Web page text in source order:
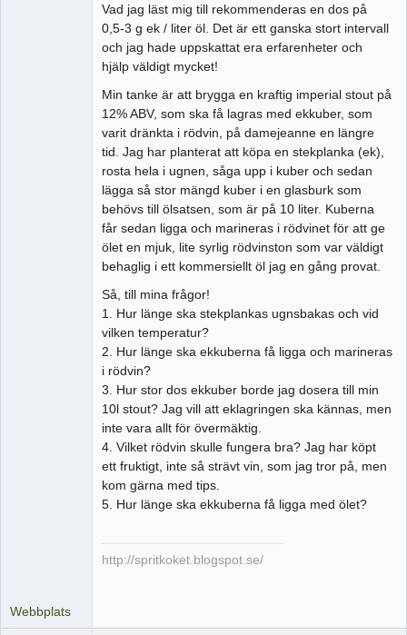
Vad jag läst mig till rekommenderas en dos på
0,5-3 g ek / liter öl. Det är ett ganska stort intervall
och jag hade uppskattat era erfarenheter och
hjälp väldigt mycket!
Min tanke är att brygga en kraftig imperial stout på
12% ABV, som ska få lagras med ekkuber, som
varit dränkta i rödvin, på damejeanne en längre
tid. Jag har planterat att köpa en stekplanka (ek),
rosta hela i ugnen, såga upp i kuber och sedan
lägga så stor mängd kuber i en glasburk som
behövs till ölsatsen, som är på 10 liter. Kuberna
får sedan ligga och marineras i rödvinet för att ge
ölet en mjuk, lite syrlig rödvinston som var väldigt
behaglig i ett kommersiellt öl jag en gång provat.
Så, till mina frågor!
1. Hur länge ska stekplankas ugnsbakas och vid
vilken temperatur?
2. Hur länge ska ekkuberna få ligga och marineras
i rödvin?
3. Hur stor dos ekkuber borde jag dosera till min
10l stout? Jag vill att eklagringen ska kännas, men
inte vara allt för övermäktig.
4. Vilket rödvin skulle fungera bra? Jag har köpt
ett fruktigt, inte så strävt vin, som jag tror på, men
kom gärna med tips.
5. Hur länge ska ekkuberna få ligga med ölet?
http://spritkoket.blogspot.se/
Webbplats